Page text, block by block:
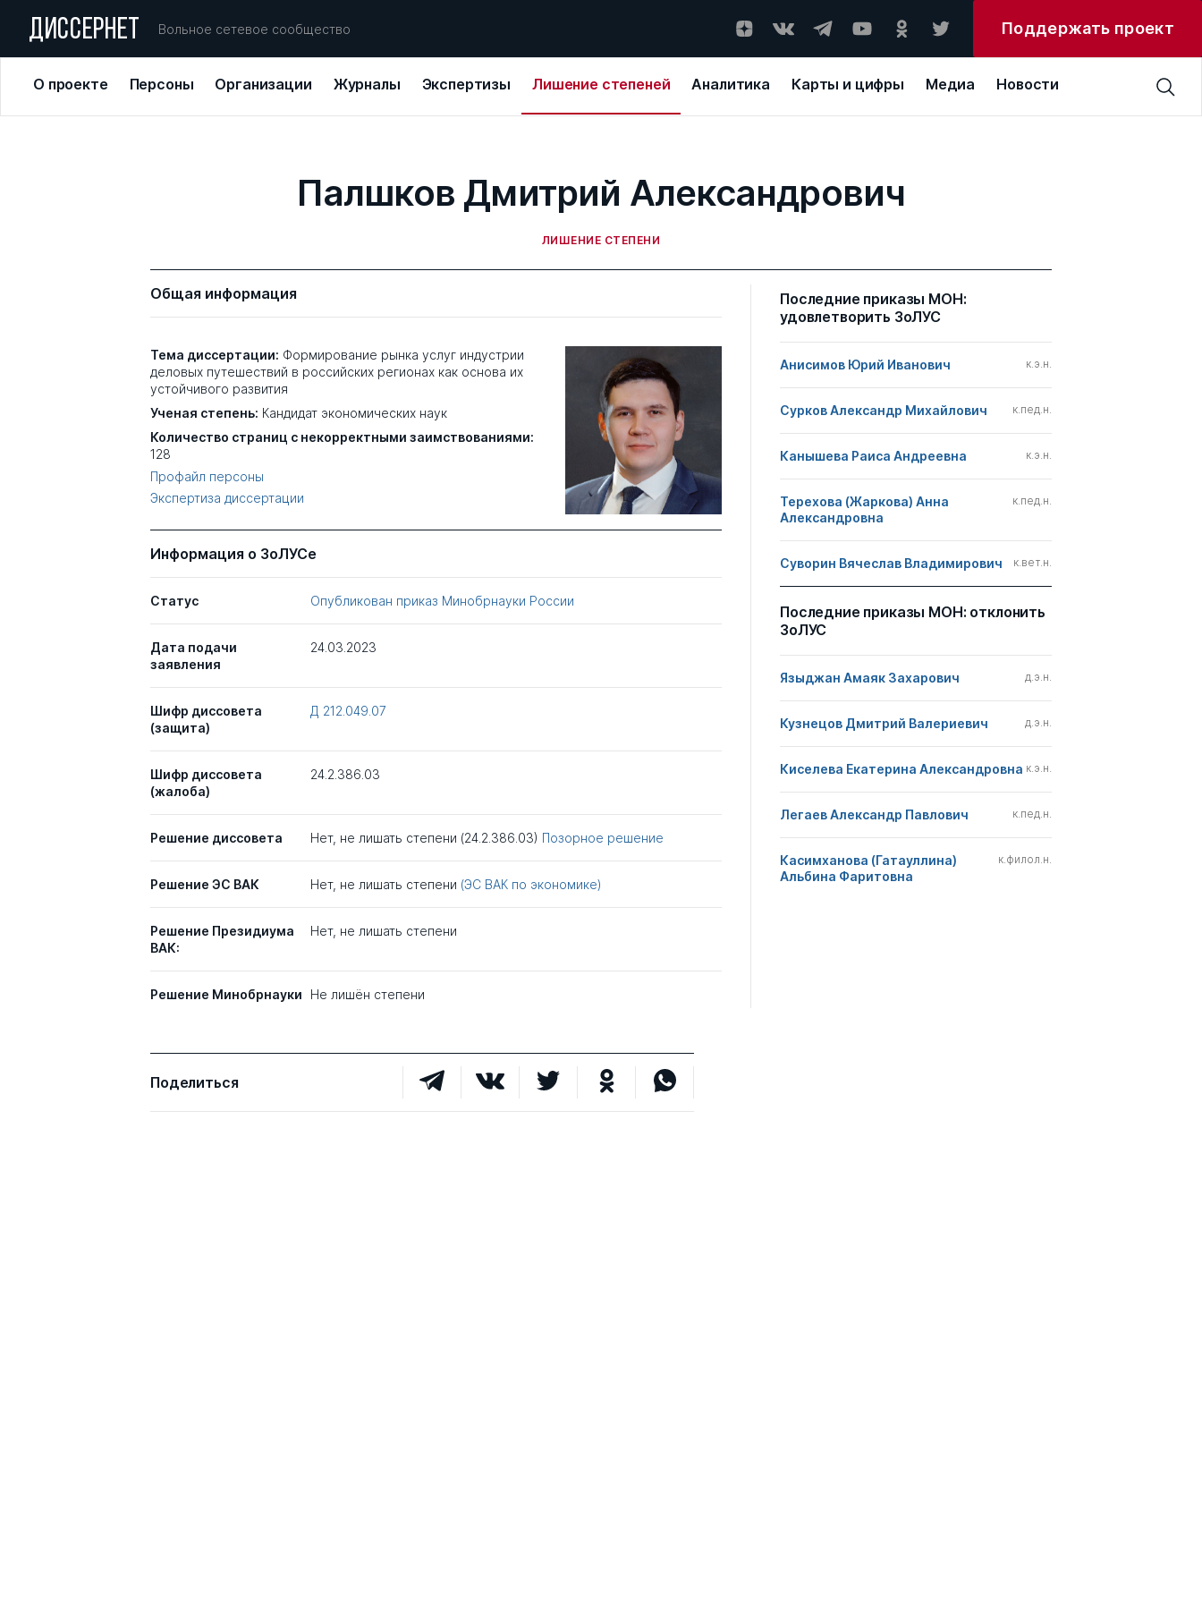
ДИССЕРНЕТ Вольное сетевое сообщество Поддержать проект
О проекте Персоны Организации Журналы Экспертизы Лишение степеней Аналитика Карты и цифры Медиа Новости
Палшков Дмитрий Александрович
ЛИШЕНИЕ СТЕПЕНИ
Общая информация
Тема диссертации: Формирование рынка услуг индустрии
деловых путешествий в российских регионах как основа их
устойчивого развития
Ученая степень: Кандидат экономических наук
Количество страниц с некорректными заимствованиями:
128
Профайл персоны
Экспертиза диссертации
Информация о ЗоЛУСе
Статус Опубликован приказ Минобрнауки России
Дата подачи
заявления
24.03.2023
Шифр диссовета
(защита)
Д 212.049.07
Шифр диссовета
(жалоба)
24.2.386.03
Решение диссовета Нет, не лишать степени (24.2.386.03) Позорное решение
Решение ЭС ВАК Нет, не лишать степени (ЭС ВАК по экономике)
Решение Президиума
ВАК:
Нет, не лишать степени
Решение Минобрнауки Не лишён степени
Поделиться
Последние приказы МОН:
удовлетворить ЗоЛУС
Анисимов Юрий Иванович к.э.н.
Сурков Александр Михайлович к.пед.н.
Канышева Раиса Андреевна к.э.н.
Терехова (Жаркова) Анна
Александровна
к.пед.н.
Суворин Вячеслав Владимирович к.вет.н.
Последние приказы МОН: отклонить
ЗоЛУС
Языджан Амаяк Захарович д.э.н.
Кузнецов Дмитрий Валериевич д.э.н.
Киселева Екатерина Александровна к.э.н.
Легаев Александр Павлович к.пед.н.
Касимханова (Гатауллина)
Альбина Фаритовна
к.филол.н.